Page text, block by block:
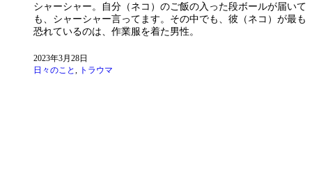
シャーシャー。自分（ネコ）のご飯の入った段ボールが届いて
も、シャーシャー言ってます。その中でも、彼（ネコ）が最も
恐れているのは、作業服を着た男性。
2023年3月28日
日々のこと
トラウマ